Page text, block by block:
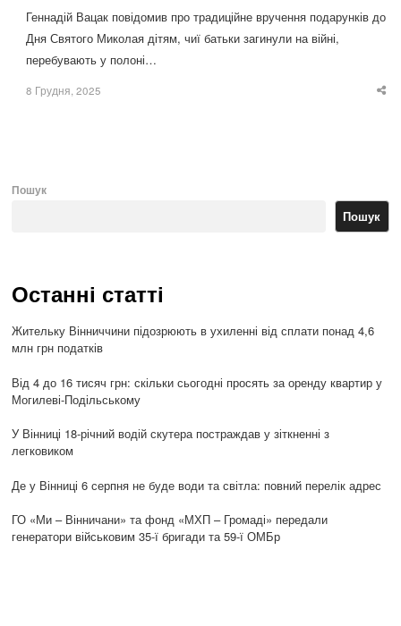
Геннадій Вацак повідомив про традиційне вручення подарунків до
Дня Святого Миколая дітям, чиї батьки загинули на війні,
перебувають у полоні…
8 Грудня, 2025
Пошук
Пошук
Останні статті
Жительку Вінниччини підозрюють в ухиленні від сплати понад 4,6
млн грн податків
Від 4 до 16 тисяч грн: скільки сьогодні просять за оренду квартир у
Могилеві-Подільському
У Вінниці 18-річний водій скутера постраждав у зіткненні з
легковиком
Де у Вінниці 6 серпня не буде води та світла: повний перелік адрес
ГО «Ми – Вінничани» та фонд «МХП – Громаді» передали
генератори військовим 35-ї бригади та 59-ї ОМБр